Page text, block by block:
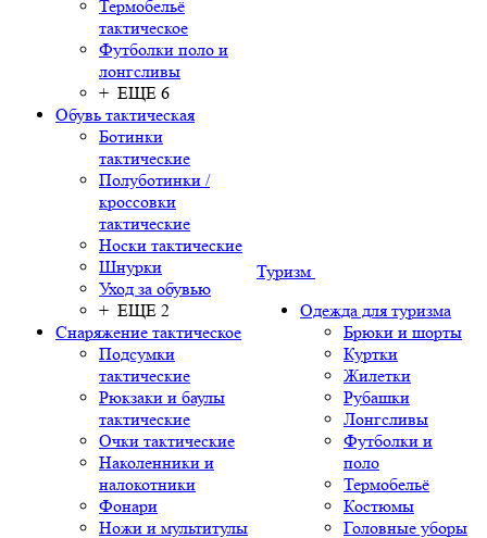
Термобельё
тактическое
Футболки поло и
лонгсливы
+ ЕЩЕ 6
Обувь тактическая
Ботинки
тактические
Полуботинки /
кроссовки
тактические
Носки тактические
Шнурки
Уход за обувью
+ ЕЩЕ 2
Снаряжение тактическое
Подсумки
тактические
Рюкзаки и баулы
тактические
Очки тактические
Наколенники и
налокотники
Фонари
Ножи и мультитулы
Туризм
Одежда для туризма
Брюки и шорты
Куртки
Жилетки
Рубашки
Лонгсливы
Футболки и
поло
Термобельё
Костюмы
Головные уборы